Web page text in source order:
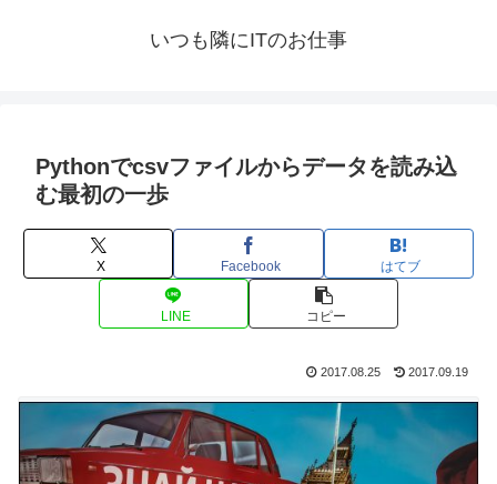
いつも隣にITのお仕事
Pythonでcsvファイルからデータを読み込
む最初の一歩
X Facebook はてブ
LINE コピー
2017.08.25 2017.09.19